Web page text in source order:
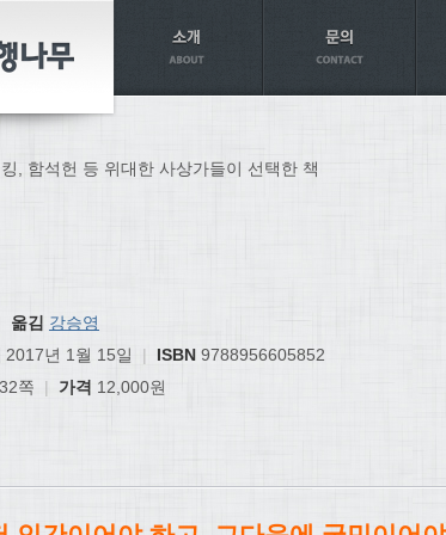
, 함석헌 등 위대한 사상가들이 선택한 책
옮김 강승영
2017년 1월 15일 | ISBN 9788956605852
쪽 | 가격 12,000원